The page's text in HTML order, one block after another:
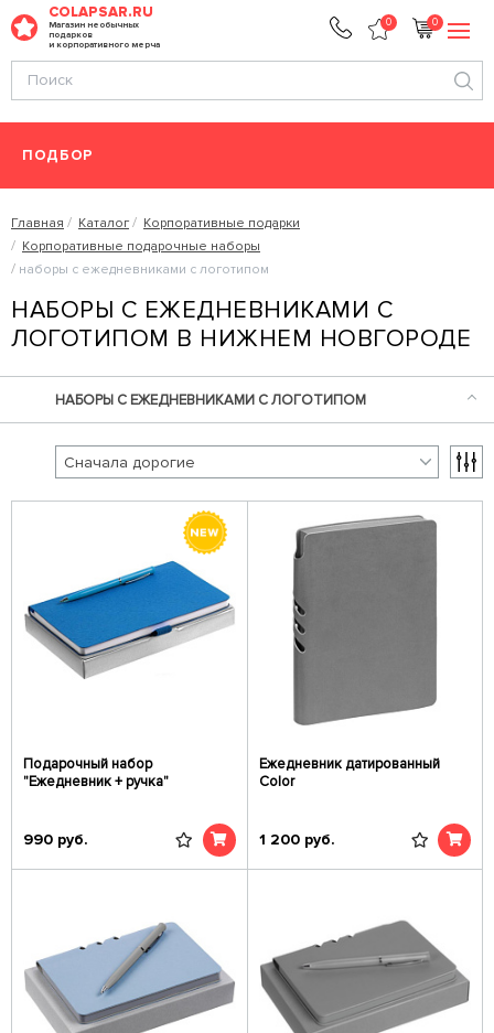
COLAPSAR.RU
Магазин необычных
подарков
и корпоративного мерча
0 0
ПОДБОР
Главная Каталог
Корпоративные подарки
Корпоративные подарочные наборы
наборы с ежедневниками с логотипом
НАБОРЫ С ЕЖЕДНЕВНИКАМИ С
ЛОГОТИПОМ В НИЖНЕМ НОВГОРОДЕ
НАБОРЫ С ЕЖЕДНЕВНИКАМИ С ЛОГОТИПОМ
Подарочный набор
"Ежедневник + ручка"
990 руб.
Ежедневник датированный
Color
1 200 руб.